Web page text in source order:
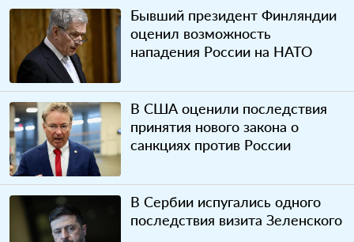
Бывший президент Финляндии
оценил возможность
нападения России на НАТО
В США оценили последствия
принятия нового закона о
санкциях против России
В Сербии испугались одного
последствия визита Зеленского